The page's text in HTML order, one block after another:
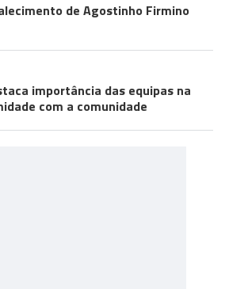
de Agostinho Firmino
importância das equipas na
com a comunidade